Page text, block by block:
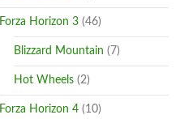
Forza Horizon 3 (46)
Blizzard Mountain (7)
Hot Wheels (2)
Forza Horizon 4 (10)